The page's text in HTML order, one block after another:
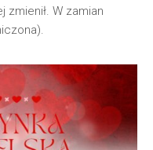
W zamian